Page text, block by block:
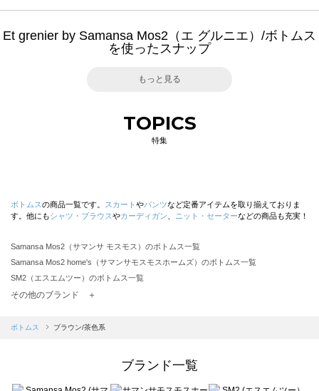
Et grenier by Samansa Mos2（エ グルニエ）/ボトムス
を使ったスナップ
もっと見る
TOPICS
特集
ボトムスの商品一覧です。 スカート やパンツなど定番アイテムを取り揃えておりま
す。他にもシャツ・ブラウスやカーディガン ニット・セーターなどの商品も充実！
Samansa Mos2（サマンサ モスモス）のボトムス一覧
Samansa Mos2 home's（サマンサモスモスホームズ）のボトムス一覧
SM2（エスエムツー）のボトムス一覧
TSUHARU by Samansa Mos2（ツハルバイサマンサモスモス）のボトムス一覧
Samansa Mos2 blue（サマンサモスモス ブルー）のボトムス一覧
sō4ū（ソウフォーユー）のボトムス一覧
Te chichi（テチチ）のボトムス一覧
その他のブランド ＋
ボトムス ブラウン/茶色系
ブランド一覧